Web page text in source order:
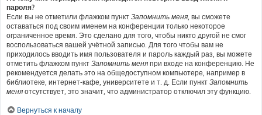
пароля?
Если вы не отметили флажком пункт Запомнить меня, вы сможете
оставаться под своим именем на конференции только некоторое
ограниченное время. Это сделано для того, чтобы никто другой не смог
воспользоваться вашей учётной записью. Для того чтобы вам не
приходилось вводить имя пользователя и пароль каждый раз, вы можете
отметить флажком пункт Запомнить меня при входе на конференцию. Не
рекомендуется делать это на общедоступном компьютере, например в
библиотеке, интернет-кафе, университете и т. д. Если пункт Запомнить
меня отсутствует, это значит, что администратор отключил эту функцию.
Вернуться к началу